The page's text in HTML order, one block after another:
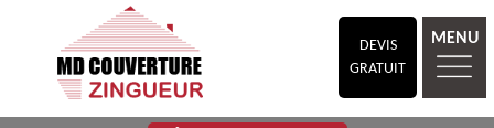
DEVIS
GRATUIT
MENU